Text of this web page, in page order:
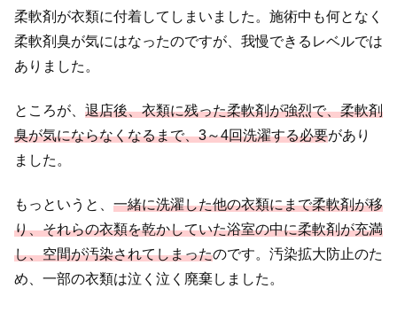
柔軟剤が衣類に付着してしまいました。施術中も何となく
柔軟剤臭が気にはなったのですが、我慢できるレベルでは
ありました。
ところが、 退店後、衣類に残った柔軟剤が強烈で、柔軟剤
臭が気にならなくなるまで、3～4回洗濯する必要があり
ました。
もっというと、 一緒に洗濯した他の衣類にまで柔軟剤が移
り、それらの衣類を乾かしていた浴室の中に柔軟剤が充満
し、空間が汚染されてしまったのです。汚染拡大防止のた
め、一部の衣類は泣く泣く廃棄しました。